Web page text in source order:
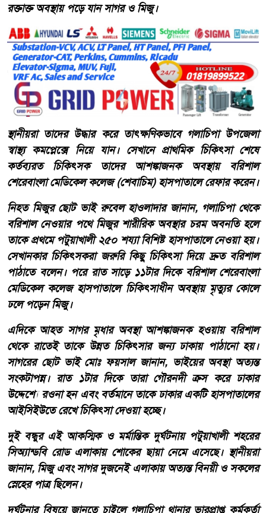
রক্তাক্ত অবস্থায় পড়ে যান সাগর ও মিজু।
স্থানীয়রা তাদের উদ্ধার করে তাৎক্ষণিকভাবে গলাচিপা উপজেলা
স্বাস্থ্য কমপ্লেক্সে নিয়ে যান। সেখানে প্রাথমিক চিকিৎসা শেষে
কর্তব্যরত চিকিৎসক তাদের আশঙ্কাজনক অবস্থায় বরিশাল
শেরেবাংলা মেডিকেল কলেজ (শেবাচিম) হাসপাতালে রেফার করেন।
নিহত মিজুর ছোট ভাই রুবেল হাওলাদার জানান, গলাচিপা থেকে
বরিশাল নেওয়ার পথে মিজুর শারীরিক অবস্থার চরম অবনতি হলে
তাকে প্রথমে পটুয়াখালী ২৫০ শয্যা বিশিষ্ট হাসপাতালে নেওয়া হয়।
সেখানকার চিকিৎসকরা জরুরি কিছু চিকিৎসা দিয়ে দ্রুত বরিশাল
পাঠাতে বলেন। পরে রাত সাড়ে ১১টার দিকে বরিশাল শেরেবাংলা
মেডিকেল কলেজ হাসপাতালে চিকিৎসাধীন অবস্থায় মৃত্যুর কোলে
ঢলে পড়েন মিজু।
এদিকে আহত সাগর মৃধার অবস্থা আশঙ্কাজনক হওয়ায় বরিশাল
থেকে রাতেই তাকে উন্নত চিকিৎসার জন্য ঢাকায় পাঠানো হয়।
সাগরের ছোট ভাই মোঃ ফয়সাল জানান, ভাইয়ের অবস্থা অত্যন্ত
সংকটাপন্ন। রাত ১টার দিকে তারা গৌরনদী ক্রস করে ঢাকার
উদ্দেশ্যে রওনা হন এবং বর্তমানে তাকে ঢাকার একটি হাসপাতালের
আইসিইউতে রেখে চিকিৎসা দেওয়া হচ্ছে।
দুই বন্ধুর এই আকস্মিক ও মর্মান্তিক দুর্ঘটনায় পটুয়াখালী শহরের
সিঅ্যান্ডবি রোড এলাকায় শোকের ছায়া নেমে এসেছে। স্থানীয়রা
জানান, মিজু এবং সাগর দুজনেই এলাকায় অত্যন্ত বিনয়ী ও সকলের
স্নেহের পাত্র ছিলেন।